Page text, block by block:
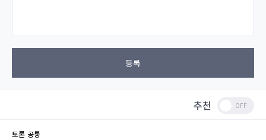
등록
추천
토론 공통